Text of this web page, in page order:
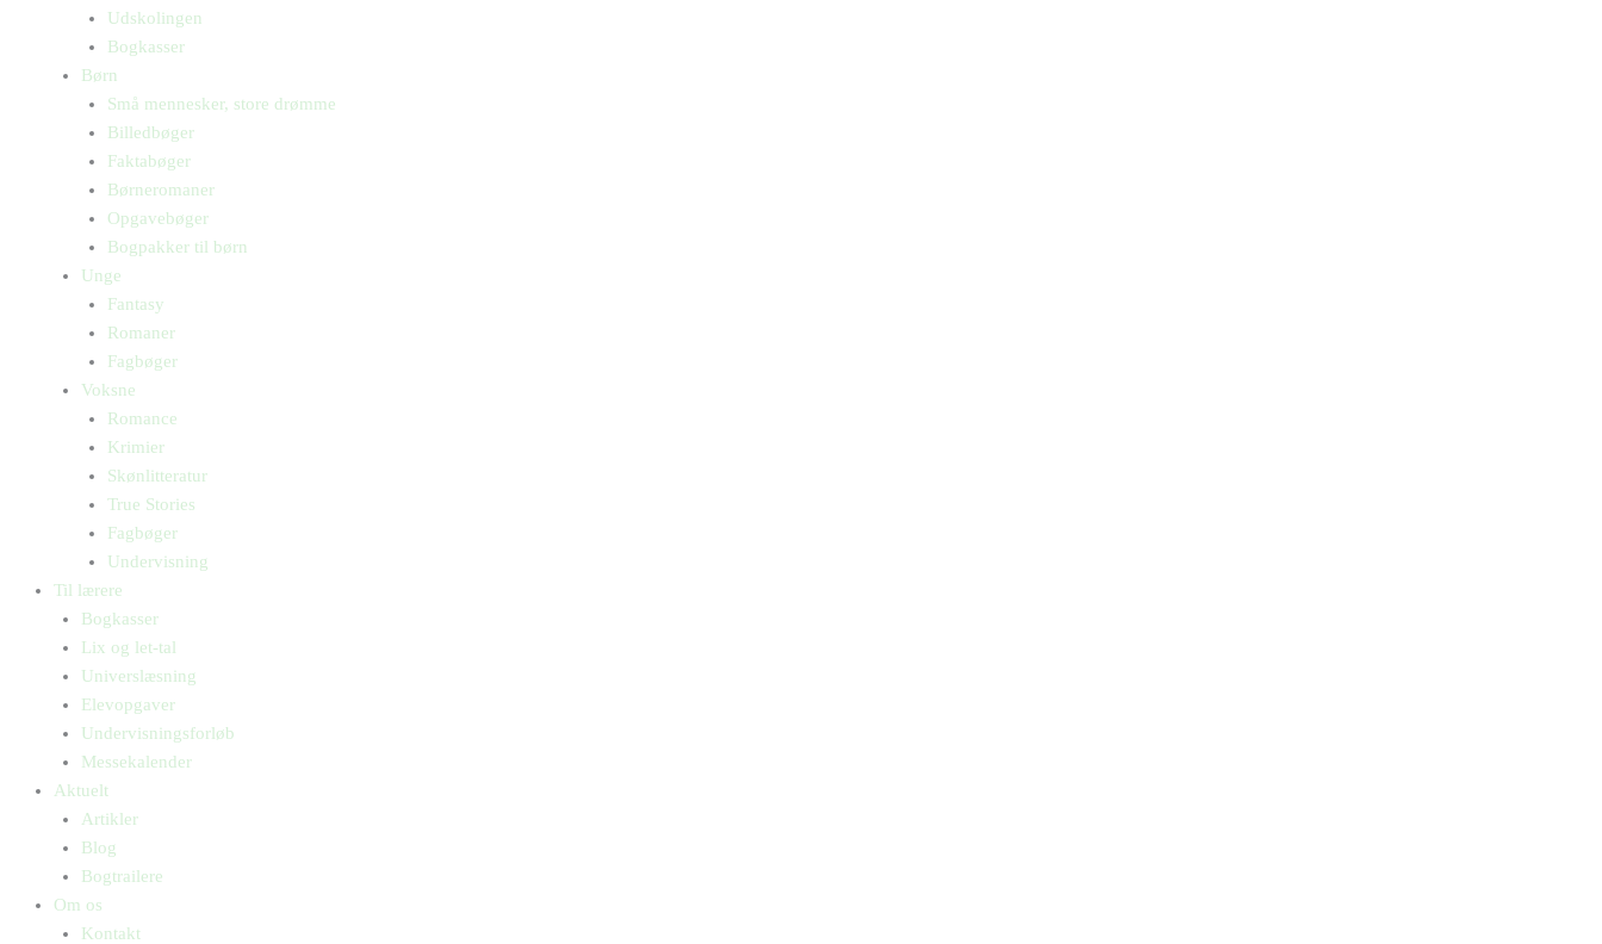
Udskolingen
Bogkasser
Børn
Små mennesker, store drømme
Billedbøger
Faktabøger
Børneromaner
Opgavebøger
Bogpakker til børn
Unge
Fantasy
Romaner
Fagbøger
Voksne
Romance
Krimier
Skønlitteratur
True Stories
Fagbøger
Undervisning
Til lærere
Bogkasser
Lix og let-tal
Universlæsning
Elevopgaver
Undervisningsforløb
Messekalender
Aktuelt
Artikler
Blog
Bogtrailere
Om os
Kontakt